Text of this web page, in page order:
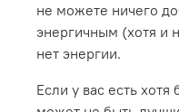
не можете ничего
энергичным (хотя и
нет энергии.
Если у вас есть